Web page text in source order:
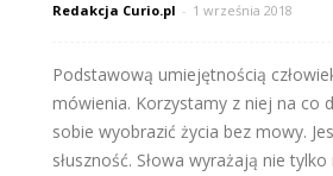
Redakcja Curio.pl - 1 września 2018
Podstawową umiejętnością
mówienia. Korzystamy z niej na co
sobie wyobrazić życia bez mowy.
słuszność. Słowa wyrażają nie